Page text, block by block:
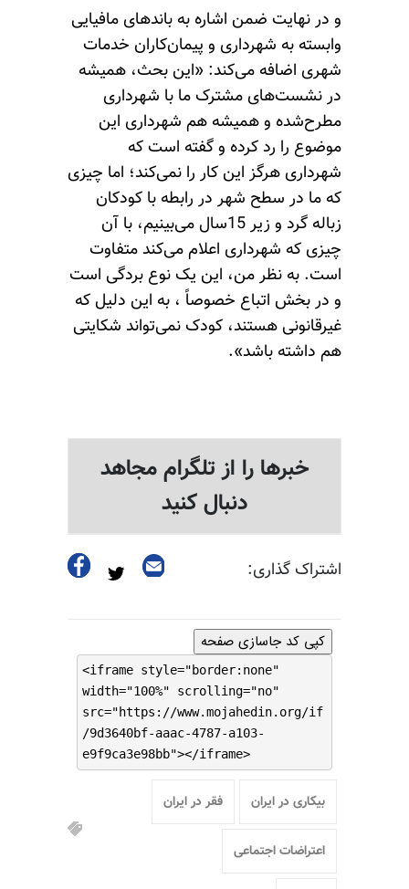
و در نهایت ضمن اشاره به باندهای مافیایی
وابسته به شهرداری و پیمان‌کاران خدمات
شهری اضافه می‌کند: «این بحث، همیشه
در نشست‌های مشترک ما با شهرداری
مطرح‌شده و همیشه هم شهرداری این
موضوع را رد کرده و گفته است که
شهرداری هرگز این کار را نمی‌کند؛ اما چیزی
که ما در سطح شهر در رابطه با کودکان
زباله گرد و زیر 15سال می‌بینیم، با آن
چیزی که شهرداری اعلام می‌کند متفاوت
است. به نظر من، این ‌یک نوع بردگی است
و در بخش اتباع خصوصاً ، به این دلیل که
غیرقانونی هستند، کودک نمی‌تواند شکایتی
هم داشته باشد».
خبرها را از تلگرام مجاهد
دنبال کنید
اشتراک گذاری:
کپی کد جاسازی صفحه
<iframe style="border:none"
width="100%" scrolling="no"
src="https://www.mojahedin.org/if
/9d3640bf-aaac-4787-a103-
e9f9ca3e98bb"></iframe>
بیکاری در ایران فقر در ایران
اعتراضات اجتماعی